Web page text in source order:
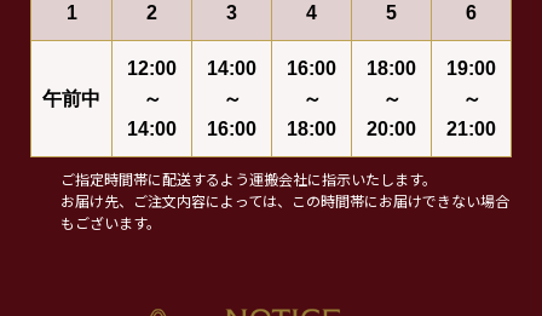
1 2 3 4 5 6
午前中
12:00
～
14:00
14:00
～
16:00
16:00
～
18:00
18:00
～
20:00
19:00
～
21:00
ご指定時間帯に配送するよう運搬会社に指示いたします。
お届け先、ご注文内容によっては、この時間帯にお届けできない場合
もございます。